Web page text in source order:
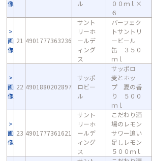
像 ル
００ｍｌ×
６
画
像
21 4901777363236
サント
リーホ
ールデ
ィング
ス
パーフェク
トサントリ
ービール
缶 ３５０
ｍｌ
画
像
22 4901880202897
サッポ
ロビー
ル
サッポロ
麦とホッ
プ 夏の香
り ５００
ｍｌ
画
像
23 4901777361621
サント
リーホ
ールデ
ィング
ス
こだわり酒
場のレモン
サワー追い
足しレモン
５００ｍｌ